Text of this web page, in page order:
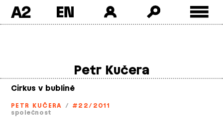
A2
Petr Kučera
Cirkus v bublině
PETR KUČERA / #22/2011
společnost